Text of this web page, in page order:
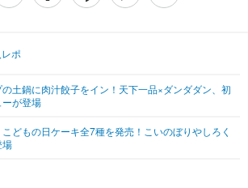
その他
映画・ドラマ
その他
方法
ポ
の土鍋に肉汁餃子をイン！天下一品×ダンダダン、初
が登場
どもの日ケーキ全7種を発売！こいのぼりやしろく
場